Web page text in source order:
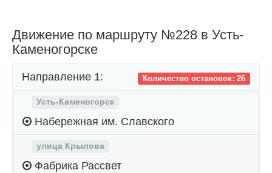
Движение по маршруту №228 в Усть-
Каменогорске
Количество остановок: 26
Направление 1:
Усть-Каменогорск
Набережная им. Славского
улица Крылова
Фабрика Рассвет